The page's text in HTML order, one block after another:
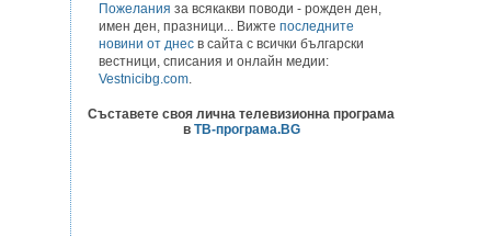
Пожелания за всякакви поводи - рожден ден,
имен ден, празници... Вижте последните
новини от днес в сайта с всички български
вестници, списания и онлайн медии:
Vestnicibg.com.
Съставете своя лична телевизионна програма
в ТВ-програма.BG